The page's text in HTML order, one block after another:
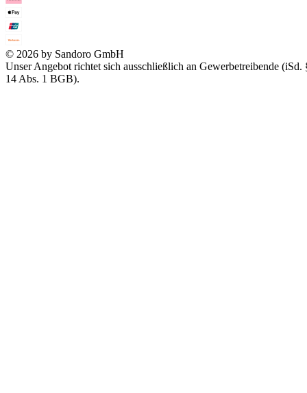
© 2026 by Sandoro GmbH
Unser Angebot richtet sich ausschließlich an Gewerbetreibende (iSd.
14 Abs. 1 BGB).